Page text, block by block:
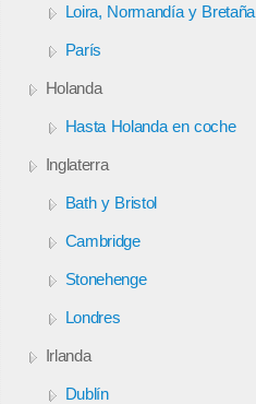
Loira, Normandía y Bretaña
París
Holanda
Hasta Holanda en coche
Inglaterra
Bath y Bristol
Cambridge
Stonehenge
Londres
Irlanda
Dublín